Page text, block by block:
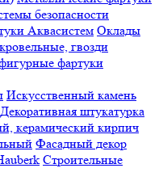
безопасности
Аквасистем Оклады
гвозди
фартуки
Искусственный камень
Декоративная штукатурка
керамический кирпич
Фасадный декор
Строительные